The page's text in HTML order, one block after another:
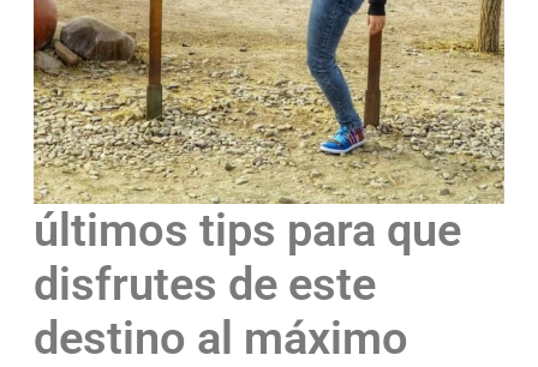
últimos tips para que
disfrutes de este
destino al máximo